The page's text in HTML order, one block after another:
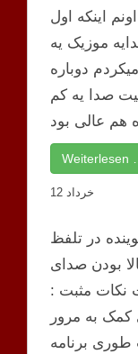
اینکه اول
موزیک یه
دوباره
صدا یه کم
Weiterlesen …
12 خرداد
در تلفظ
بودن صدای
نکات مثبت :
کمک به مرور
برنامه